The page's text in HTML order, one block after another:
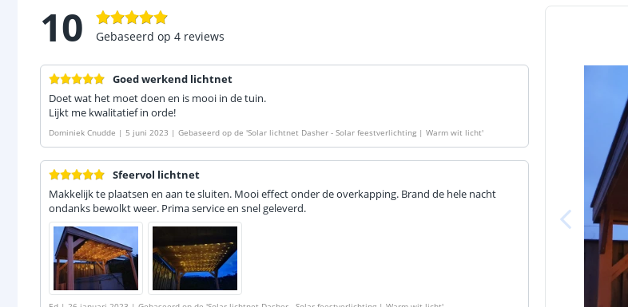
10 Gebaseerd op 4 reviews
Goed werkend lichtnet
Doet wat het moet doen en is mooi in de tuin.
Lijkt me kwalitatief in orde!
Dominiek Cnudde | 5 juni 2023 | Gebaseerd op de 'Solar lichtnet Dasher - Solar feestverlichting | Warm wit licht'
Sfeervol lichtnet
Makkelijk te plaatsen en aan te sluiten. Mooi effect onder de overkapping. Brand de hele nacht
ondanks bewolkt weer. Prima service en snel geleverd.